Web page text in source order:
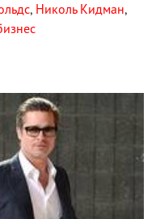
, Николь Кидман,